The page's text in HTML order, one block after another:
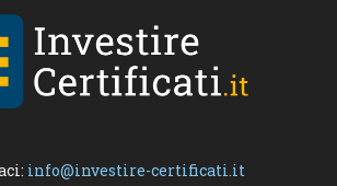
info@investire-certificati.it